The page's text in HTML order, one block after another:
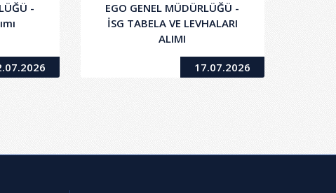
-
EGO GENEL MÜDÜRLÜĞÜ -
İSG TABELA VE LEVHALARI
ALIMI
17.07.2026